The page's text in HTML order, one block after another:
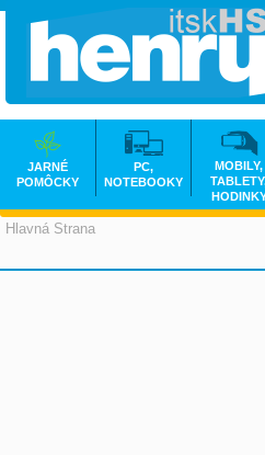
Hlavná Strana
JARNÉ
POMÔCKY
PC,
NOTEBOOKY
MOBILY,